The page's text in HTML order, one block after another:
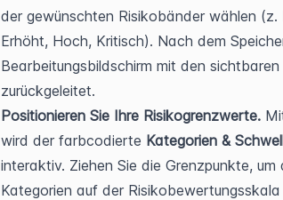
der gewünschten Risikobänder wählen (z.
Erhöht, Hoch, Kritisch). Nach dem
Bearbeitungsbildschirm mit den
zurückgeleitet.
Positionieren Sie Ihre Risikogrenzwerte.
wird der farbcodierte Kategorien &
interaktiv. Ziehen Sie die Grenzpunkte,
Kategorien auf der